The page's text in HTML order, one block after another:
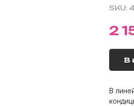
SKU:
2
В
В